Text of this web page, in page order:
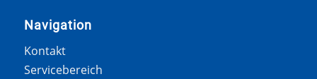
Navigation
Kontakt
Servicebereich